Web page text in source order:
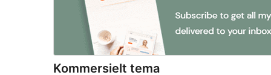
Kommersielt tema